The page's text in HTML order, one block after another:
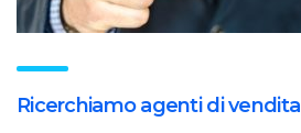
Ricerchiamo agenti di vendita